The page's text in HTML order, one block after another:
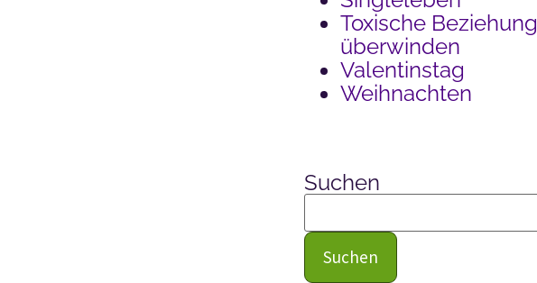
Toxische Beziehung
überwinden
Valentinstag
Weihnachten
Suchen
Suchen